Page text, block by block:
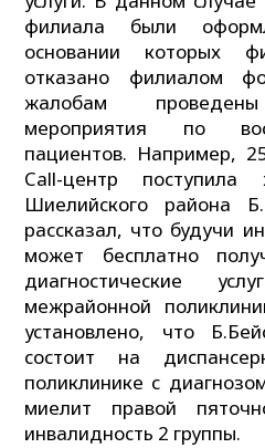
филиала были
основании которых
отказано филиалом
жалобам проведены
мероприятия по
пациентов. Например,
Call-центр
Шиелийского района
рассказал, что будучи
может бесплатно
диагностические
межрайонной
установлено, что
состоит на
поликлинике с
миелит правой
инвалидность 2 группы.